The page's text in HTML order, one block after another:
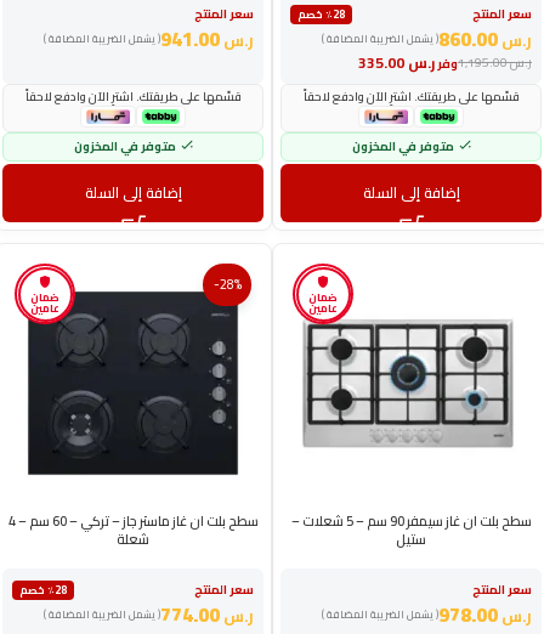
سعر المنتج
٪28 خصم
( يشمل الضريبة المضافة )
ر.س
وفرر.س ر.س1,195.00
قسّمها على طريقتك. اشترِ الآن وادفع لاحقاً
متوفر في المخزون
إضافة إلى السلة
سعر المنتج
( يشمل الضريبة المضافة ) ر.س
قسّمها على طريقتك. اشترِ الآن وادفع لاحقاً
متوفر في المخزون
إضافة إلى السلة
ضمان
عامين
سطح بلت ان غاز سيمفر 90 سم – 5 شعلات –
ستيل
سعر المنتج
( يشمل الضريبة المضافة ) ر.س
ضمان
عامين
-28%
سطح بلت ان غاز ماستر جاز – تركي – 60 سم – 4
شعلة
سعر المنتج
٪28 خصم
( يشمل الضريبة المضافة )
ر.س